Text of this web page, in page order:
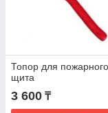
Топор для пожарного
щита
3 600 ₸